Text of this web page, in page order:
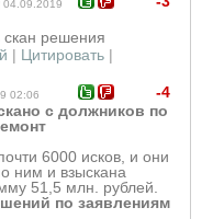
04.09.2019
скан решения
| Цитировать |
-4
02:06
с должников по
6000 исков, и они
ним и взыскана
51,5 млн. рублей.
по заявлениям